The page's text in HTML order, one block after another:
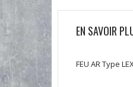
EN SAVOIR
FEU AR Type